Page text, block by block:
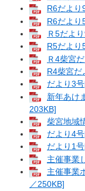
R6だより
R6だより
Ｒ5だよ
R5だより
Ｒ4柴宮
R4柴宮だ
だより3
新年あけ
203KB]
柴宮地域
だより4
だより1
主催事業
主催事業
／250KB]